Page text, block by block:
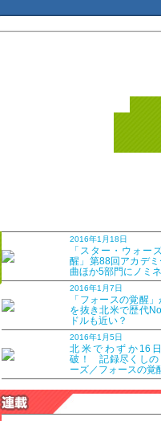
2016年1月18日
「スター・ウォー
醒」第88回アカデ
曲ほか5部門にノミ
2016年1月7日
「フォースの覚醒」
を抜き北米で歴代
ドルも近い？
2016年1月5日
北米でわずか16
破！ 記録尽くしの
ーズ／フォースの覚
2016年10月3日
傑作ミュージカルの
オスカー5部門獲得の傑作ミュ
ちの家庭教師として王国にやっ
ー）が衝突を繰り返し、やがて
これまで何度も舞台化、映画化さ
シネスコープ55方式を用いて撮
た映像だから、このBD化で改め